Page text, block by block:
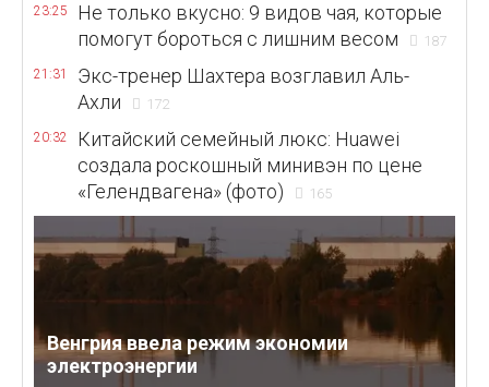
23:25
Не только вкусно: 9 видов чая, которые
помогут бороться с лишним весом
187
21:31
Экс-тренер Шахтера возглавил Аль-
Ахли
172
20:32
Китайский семейный люкс: Huawei
создала роскошный минивэн по цене
«Гелендвагена» (фото)
165
Венгрия ввела режим экономии
электроэнергии